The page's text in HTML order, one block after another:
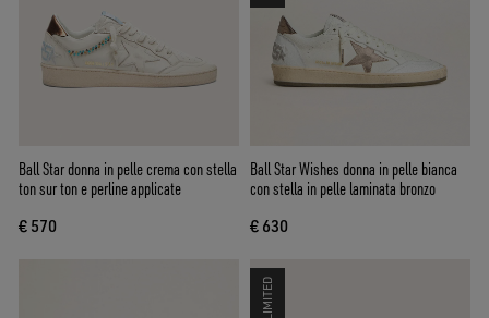
Ball Star donna in pelle crema con stella
ton sur ton e perline applicate
€ 570
Ball Star Wishes donna in pelle bianca
con stella in pelle laminata bronzo
€ 630
LIMITED